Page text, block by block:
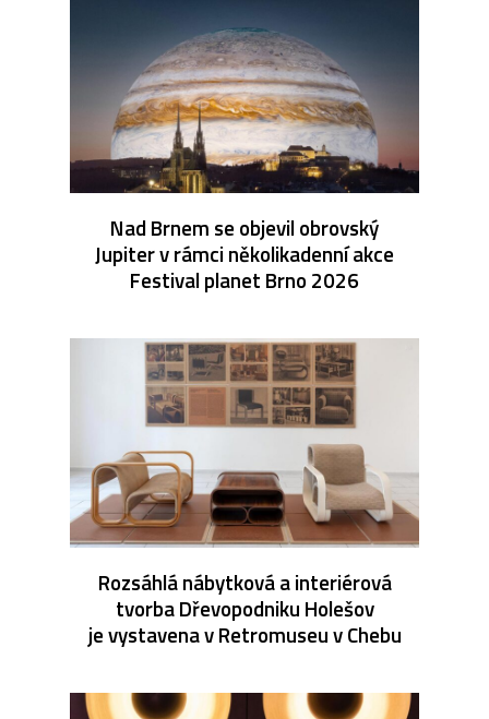
Nad Brnem se objevil obrovský
Jupiter v rámci několikadenní akce
Festival planet Brno 2026
Rozsáhlá nábytková a interiérová
tvorba Dřevopodniku Holešov
je vystavena v Retromuseu v Chebu